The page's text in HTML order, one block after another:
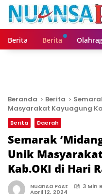
Berita Berita
Beranda Berita
Masyarakat Kayuagung
Berita Daerah
Semarak
Unik
Kab.OKI di Hari
Nuansa Post 3 Min
April 12, 2024